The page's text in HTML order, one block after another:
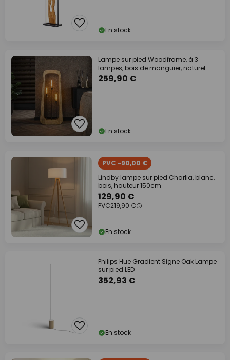
En stock
Lampe sur pied Woodframe, à 3
lampes, bois de manguier, naturel
259,90 €
En stock
PVC -90,00 €
Lindby lampe sur pied Charlia, blanc,
bois, hauteur 150cm
129,90 €
PVC219,90 €
En stock
Philips Hue Gradient Signe Oak Lampe
sur pied LED
352,93 €
En stock